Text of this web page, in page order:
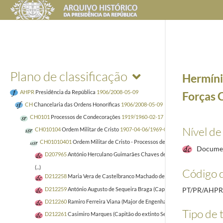
Plano de classificação
AHPR Presidência da República 1906/2008-05-09
CHChancelaria das Ordens Honoríficas 1906/2008-05-09
CH0101 Processos de Condecorações 1919/1960-02-17
CH010104Ordem Militar de Cristo 1907-04-06/1969-03-31
CH01010401 Ordem Militar de Cristo - Processos de Nacionais
D207965António Herculano Guimarães Chaves de Carvalho
(...)
D212258 Maria Vera de Castelbranco Machado de Paiva Brandão
1934-
D212259António Augusto de Sequeira Braga (Capitão-Tenente. Ajudante
D212260 Ramiro Ferreira Viana (Major de Engenharia)
D212261 Casimiro Marques (Capitão do extinto Serviço privativo das
Forças
Nível
Código
PT/PR/
Tipo de